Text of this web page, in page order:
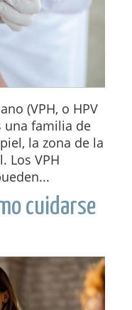
(VPH, o HPV
una familia de
la zona de la
Los VPH
cuidarse